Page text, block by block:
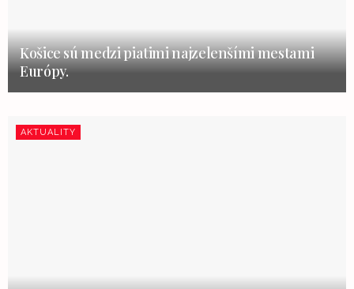
Košice sú medzi piatimi najzelenšími mestami
Európy.
AKTUALITY